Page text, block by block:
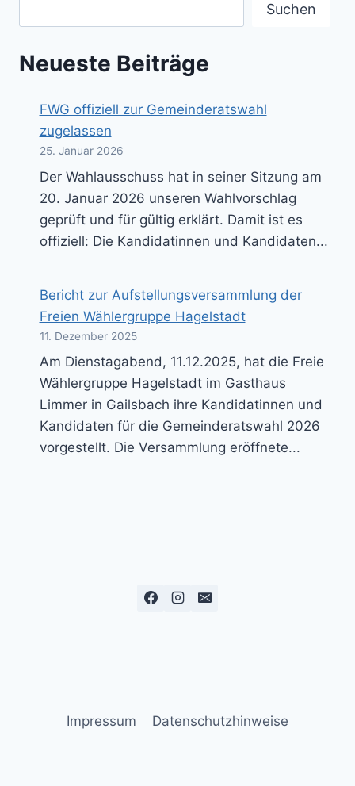
Suchen
Neueste Beiträge
FWG offiziell zur Gemeinderatswahl
zugelassen
25. Januar 2026
Der Wahlausschuss hat in seiner Sitzung am
20. Januar 2026 unseren Wahlvorschlag
geprüft und für gültig erklärt. Damit ist es
offiziell: Die Kandidatinnen und Kandidaten...
Bericht zur Aufstellungsversammlung der
Freien Wählergruppe Hagelstadt
11. Dezember 2025
Am Dienstagabend, 11.12.2025, hat die Freie
Wählergruppe Hagelstadt im Gasthaus
Limmer in Gailsbach ihre Kandidatinnen und
Kandidaten für die Gemeinderatswahl 2026
vorgestellt. Die Versammlung eröffnete...
Impressum Datenschutzhinweise